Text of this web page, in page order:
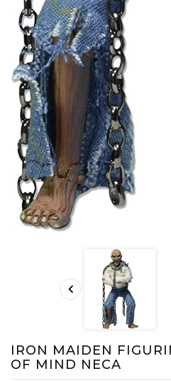

IRON MAIDEN
OF MIND NECA